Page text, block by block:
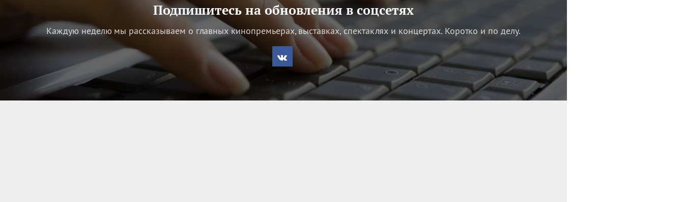
Подпишитесь на обновления в соцсетях
Каждую неделю мы рассказываем о главных кинопремьерах, выставках, спектаклях и концертах. Коротко и по делу.